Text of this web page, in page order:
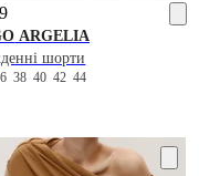
ARGELIA
шорти
38404244